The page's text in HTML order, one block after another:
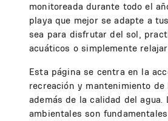
monitoreada durante todo el
playa que mejor se adapte a
sea para disfrutar del sol,
acuáticos o simplemente
Esta página se centra en la
recreación y mantenimiento de
además de la calidad del agua.
ambientales son